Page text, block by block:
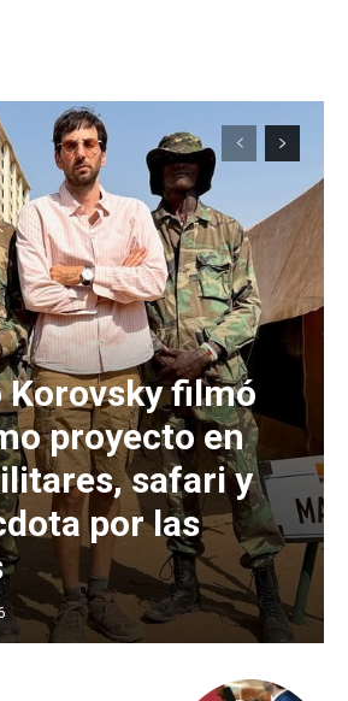
Korovsky filmó
proyecto en
safari y
por las